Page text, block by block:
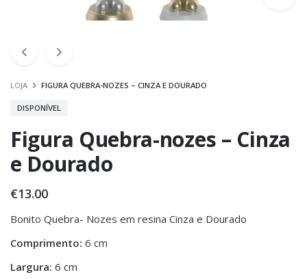
LOJA FIGURA QUEBRA-NOZES – CINZA E DOURADO
DISPONÍVEL
Figura Quebra-nozes – Cinza
e Dourado
€13.00
Bonito Quebra- Nozes em resina Cinza e Dourado
Comprimento: 6 cm
Largura: 6 cm